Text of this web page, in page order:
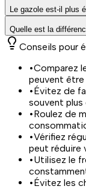
Le gazole est-il plus
Quelle est la
Conseils pour
•Comparez
peuvent
•Évitez de
souvent plus
•Roulez de
•Vérifiez
peut réduire
•Utilisez le
•Évitez les